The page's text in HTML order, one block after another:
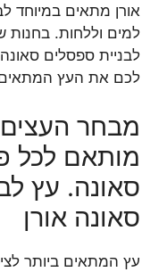
אורן מתאים במיוחד
למים וללחות.
לבניית ספסלים סאונה
לכם את העץ המתאים
מבחר
מותאם לכל
סאונה. עץ
סאונה אורן
עץ המתאים ביותר